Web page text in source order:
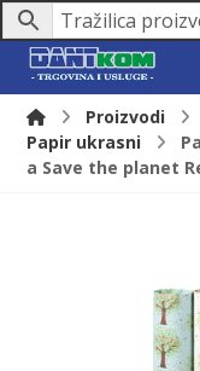
Proizvodi
Papir ukrasni
a Save the planet